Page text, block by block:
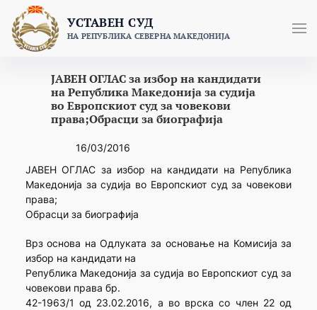
content
УСТАВЕН СУД
НА РЕПУБЛИКА СЕВЕРНА МАКЕДОНИЈА
ЈАВЕН ОГЛАС за избор на кандидати
на Република Македонија за судија
во Европскиот суд за човекови
права;Обрасци за биографија
16/03/2016
ЈАВЕН ОГЛАС за избор на кандидати на Република
Македонија за судија во Европскиот суд за човекови
права;
Обрасци за биографија
Врз основа на Одлуката за основање на Комисија за
избор на кандидати на
Република Македонија за судија во Европскиот суд за
човекови права бр.
42-1963/1 од 23.02.2016, а во врска со член 22 од